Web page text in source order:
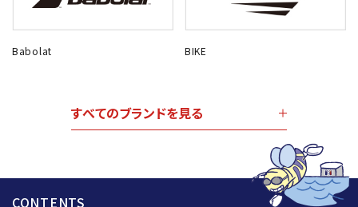
Babolat BIKE
すべてのブランドを見る
CONTENTS